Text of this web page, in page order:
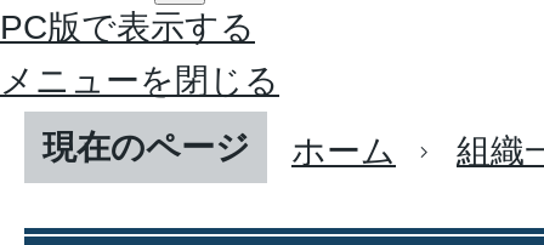
PC版で表示する
メニューを閉じる
現在のページ
ホーム 組織